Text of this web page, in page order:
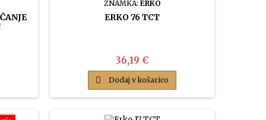
ZNAMKA: ERKO
ERKO 76 TCT
Cena
36,19 €
 Dodaj v košarico